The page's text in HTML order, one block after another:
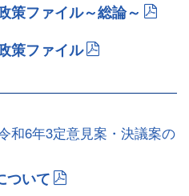
策ファイル～総論～
策ファイル
和6年3定意見案・決議案の
ついて